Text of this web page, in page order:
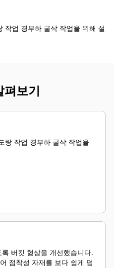
작업 경부하 굴삭 작업을 위해 설
보기
랑 작업 경부하 굴삭 작업을
버킷 형상을 개선했습니다.
점착성 자재를 보다 쉽게 덤